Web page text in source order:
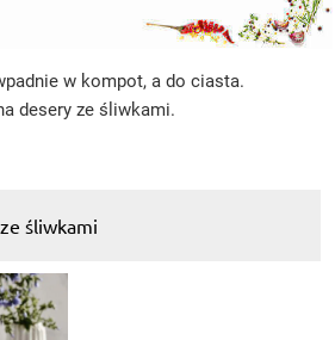
w kompot, a do ciasta.
desery ze śliwkami.
śliwkami